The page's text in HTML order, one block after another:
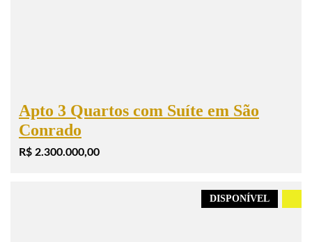
Apto 3 Quartos com Suíte em São
Conrado
R$ 2.300.000,00
DISPONÍVEL